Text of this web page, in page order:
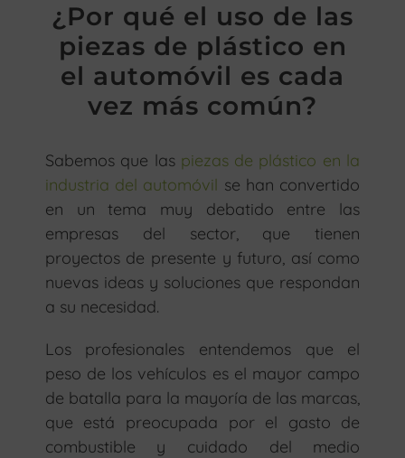
¿Por qué el uso de las
piezas de plástico en
el automóvil es cada
vez más común?
Sabemos que las piezas de plástico en la
industria del automóvil se han convertido
en un tema muy debatido entre las
empresas del sector, que tienen
proyectos de presente y futuro, así como
nuevas ideas y soluciones que respondan
a su necesidad.
Los profesionales entendemos que el
peso de los vehículos es el mayor campo
de batalla para la mayoría de las marcas,
que está preocupada por el gasto de
combustible y cuidado del medio